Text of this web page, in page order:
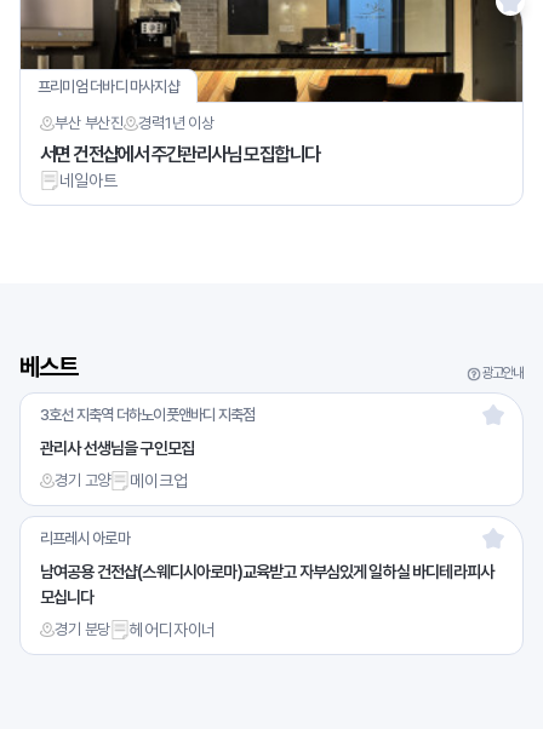
프리미엄 더바디 마사지샵
부산 부산진
경력1년 이상
서면 건전샵에서 주간관리사님 모집합니다
네일아트
베스트 광고안내
3호선 지축역 더하노이풋앤바디 지축점
관리사 선생님을 구인모집
경기 고양 메이크업
리프레시 아로마
남여공용 건전샵(스웨디시아로마)교육받고 자부심있게 일하실 바디테라피사
모십니다
경기 분당 헤어디자이너